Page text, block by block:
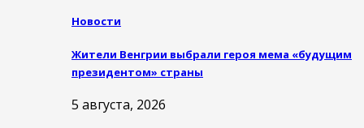
Новости
Жители Венгрии выбрали героя мема «будущим
президентом» страны
5 августа, 2026